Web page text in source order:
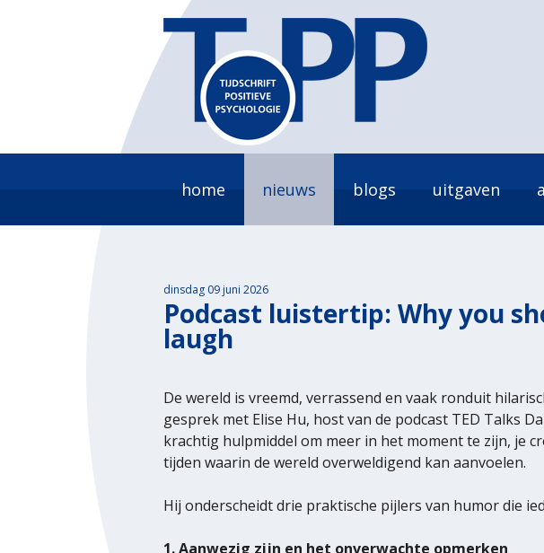
home nieuws blogs uitgaven
dinsdag 09 juni 2026
Podcast luistertip: Why you
laugh
De wereld is vreemd, verrassend en vaak ronduit
gesprek met Elise Hu, host van de podcast TED Talks
krachtig hulpmiddel om meer in het moment te zijn, je
tijden waarin de wereld overweldigend kan aanvoelen.
Hij onderscheidt drie praktische pijlers van humor die
1. Aanwezig zijn en het onverwachte opmerken